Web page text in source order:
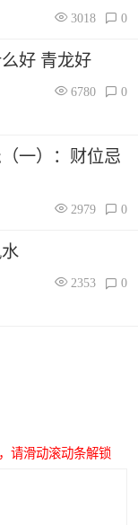
3018 0
好 青龙好
6780 0
一）：财位忌
2979 0
2353 0
请滑动滚动条解锁